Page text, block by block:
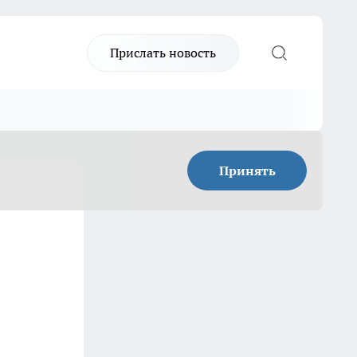
Прислать новость
Принять